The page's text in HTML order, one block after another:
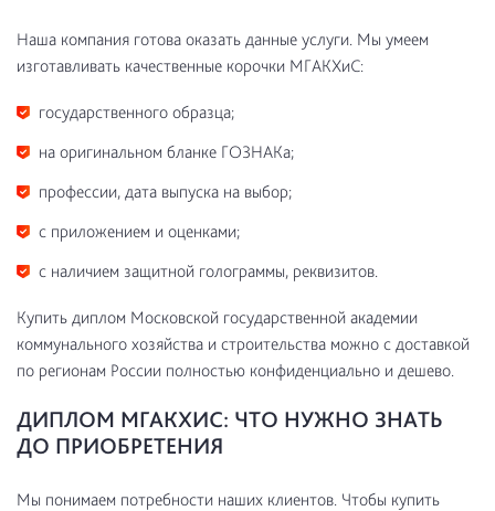
Наша компания готова оказать данные услуги. Мы умеем
изготавливать качественные корочки МГАКХиС:
государственного образца;
на оригинальном бланке ГОЗНАКа;
профессии, дата выпуска на выбор;
с приложением и оценками;
с наличием защитной голограммы, реквизитов.
Купить диплом Московской государственной академии
коммунального хозяйства и строительства можно с доставкой
по регионам России полностью конфиденциально и дешево.
ДИПЛОМ МГАКХИС: ЧТО НУЖНО ЗНАТЬ
ДО ПРИОБРЕТЕНИЯ
Мы понимаем потребности наших клиентов. Чтобы купить